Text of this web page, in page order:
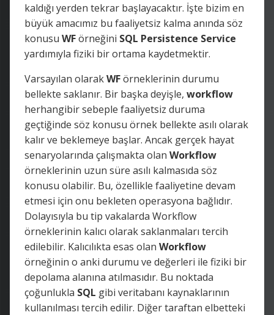
kaldığı yerden tekrar başlayacaktır. İşte bizim en
büyük amacımız bu faaliyetsiz kalma anında söz
konusu WFörneğini SQL Persistence Service
yardımıyla fiziki bir ortama kaydetmektir.
Varsayılan olarakWFörneklerinin durumu
bellekte saklanır. Bir başka deyişle, workflow
herhangibir sebeple faaliyetsiz duruma
geçtiğinde söz konusu örnek bellekte asılı olarak
kalır ve beklemeye başlar. Ancak gerçek hayat
senaryolarında çalışmakta olan Workflow
örneklerinin uzun süre asılı kalmasıda söz
konusu olabilir. Bu, özellikle faaliyetine devam
etmesi için onu bekleten operasyona bağlıdır.
Dolayısıyla bu tip vakalarda Workflow
örneklerinin kalıcı olarak saklanmaları tercih
edilebilir. Kalıcılıkta esas olan Workflow
örneğinin o anki durumu ve değerleri ile fiziki bir
depolama alanına atılmasıdır. Bu noktada
çoğunlukla SQL gibi veritabanı kaynaklarının
kullanılması tercih edilir. Diğer taraftan elbetteki